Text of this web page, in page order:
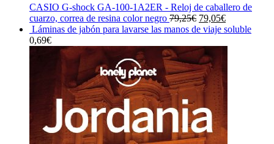
CASIO G-shock GA-100-1A2ER - Reloj de caballero de
cuarzo, correa de resina color negro 79,25€ El
precio
era:
79,25€.
79,05€El
precio
Láminas de jabón para lavarse las manos de viaje soluble
0,69€